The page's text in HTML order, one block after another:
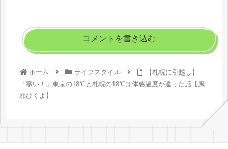
コメントを書き込む
ホーム ライフスタイル
【札幌に引越し】
「寒い！」東京の18℃と札幌の18℃は体感温度が違った話【風
邪ひくよ】